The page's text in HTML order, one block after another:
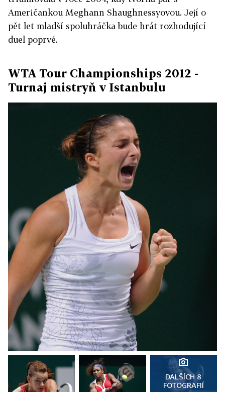
Američankou Meghann Shaughnessyovou. Její o
pět let mladší spoluhráčka bude hrát rozhodující
duel poprvé.
WTA Tour Championships 2012 -
Turnaj mistryň v Istanbulu
DALŠÍCH 8
FOTOGRAFIÍ